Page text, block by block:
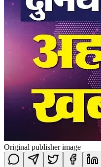
Original publisher image